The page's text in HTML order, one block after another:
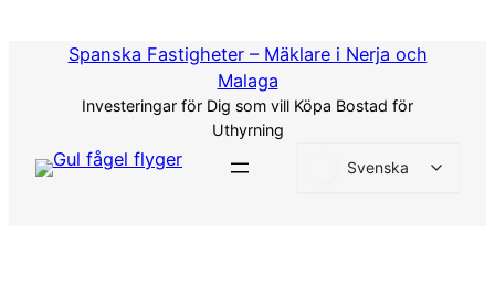
Spanska Fastigheter – Mäklare i Nerja och
Malaga
Investeringar för Dig som vill Köpa Bostad för
Uthyrning
Svenska